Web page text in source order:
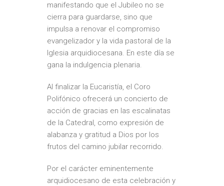
manifestando que el Jubileo no se
cierra para guardarse, sino que
impulsa a renovar el compromiso
evangelizador y la vida pastoral de la
Iglesia arquidiocesana. En este día se
gana la indulgencia plenaria.
Al finalizar la Eucaristía, el Coro
Polifónico ofrecerá un concierto de
acción de gracias en las escalinatas
de la Catedral, como expresión de
alabanza y gratitud a Dios por los
frutos del camino jubilar recorrido.
Por el carácter eminentemente
arquidiocesano de esta celebración y